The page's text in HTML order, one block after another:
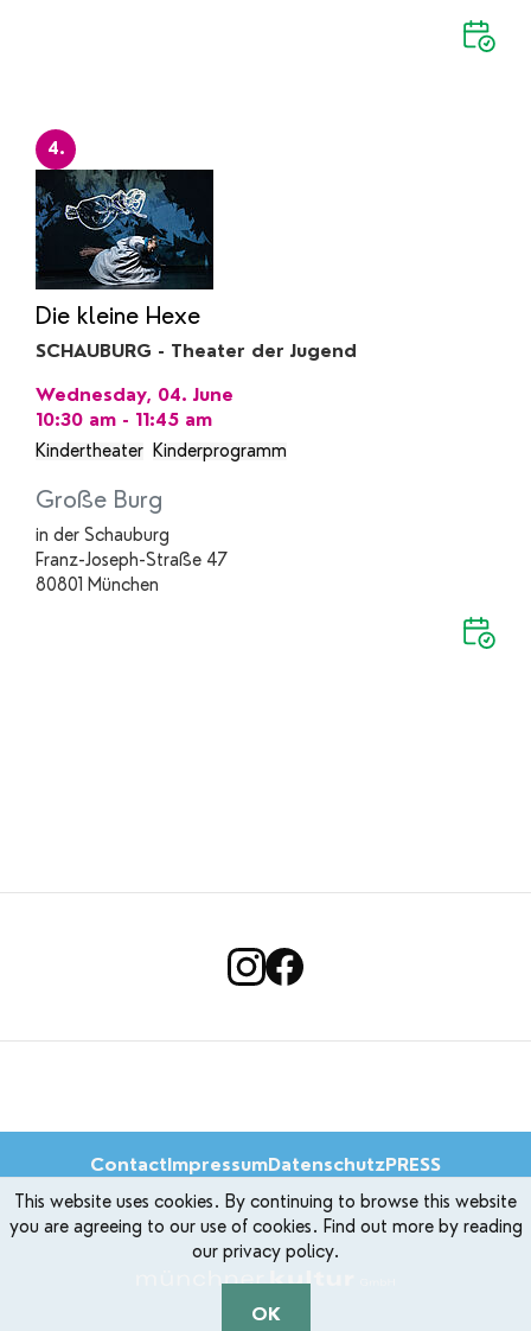
4.
Die kleine Hexe
SCHAUBURG - Theater der Jugend
Wednesday, 04. June
10:30 am - 11:45 am
Kindertheater Kinderprogramm
Große Burg
in der Schauburg
Franz-Joseph-Straße 47
80801 München
ContactImpressumDatenschutzPRESS
This website uses cookies. By continuing to browse this website
you are agreeing to our use of cookies. Find out more by reading
our privacy policy.
OK